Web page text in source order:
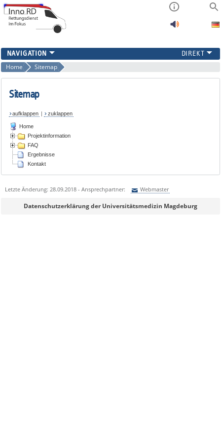
PROJEKTINFORMATION
FAQ
ERGEBNISSE
Home Sitemap
Sitemap
aufklappen | zuklappen
Home
Projektinformation
FAQ
Ergebnisse
Kontakt
Letzte Änderung: 28.09.2018 - Ansprechpartner: Webmaster
Sie können eine Nachricht versenden an:Webmaster
Datenschutzerklärung der Universitätsmedizin Magdeburg